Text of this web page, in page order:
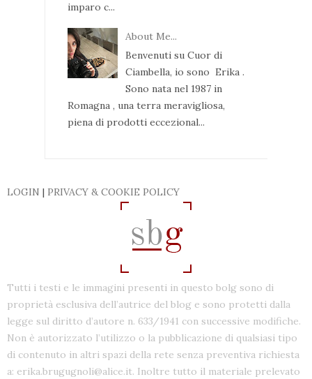
imparo c...
About Me...
Benvenuti su Cuor di
Ciambella, io sono Erika .
Sono nata nel 1987 in
Romagna , una terra meravigliosa,
piena di prodotti eccezional...
LOGIN | PRIVACY & COOKIE POLICY
Tutti i testi e le immagini presenti in questo bolg sono di
proprietà esclusiva dell’autrice del blog e sono protetti dalla
legge sul diritto d’autore n. 633/1941 con successive modifiche.
Non è autorizzato l’utilizzo o la pubblicazione di qualsiasi tipo
di contenuto in altri spazi della rete senza preventiva richiesta
a: erika.brugugnoli@alice.it. Inoltre tutto il materiale prelevato